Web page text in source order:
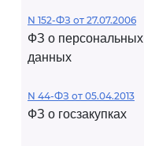
N 152-ФЗ от 27.07.2006
ФЗ о персональных
данных
N 44-ФЗ от 05.04.2013
ФЗ о госзакупках